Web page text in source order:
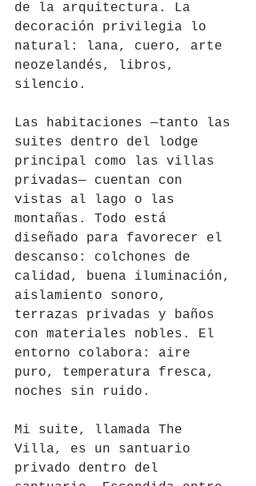
de la arquitectura. La
decoración privilegia lo
natural: lana, cuero, arte
neozelandés, libros,
silencio.
Las habitaciones —tanto las
suites dentro del lodge
principal como las villas
privadas— cuentan con
vistas al lago o las
montañas. Todo está
diseñado para favorecer el
descanso: colchones de
calidad, buena iluminación,
aislamiento sonoro,
terrazas privadas y baños
con materiales nobles. El
entorno colabora: aire
puro, temperatura fresca,
noches sin ruido.
Mi suite, llamada The
Villa, es un santuario
privado dentro del